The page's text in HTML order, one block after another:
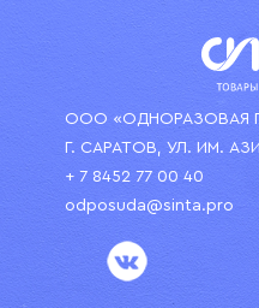
ООО «ОДНОРАЗОВАЯ
Г. САРАТОВ, УЛ. ИМ.
+ 7 8452 77 00 40
odposuda@sinta.pro